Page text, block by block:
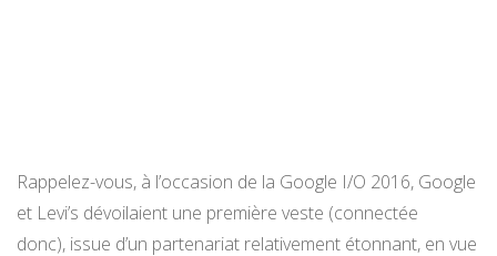
Rappelez-vous, à l’occasion de la Google I/O 2016, Google
et Levi’s dévoilaient une première veste (connectée
donc), issue d’un partenariat relativement étonnant, en vue